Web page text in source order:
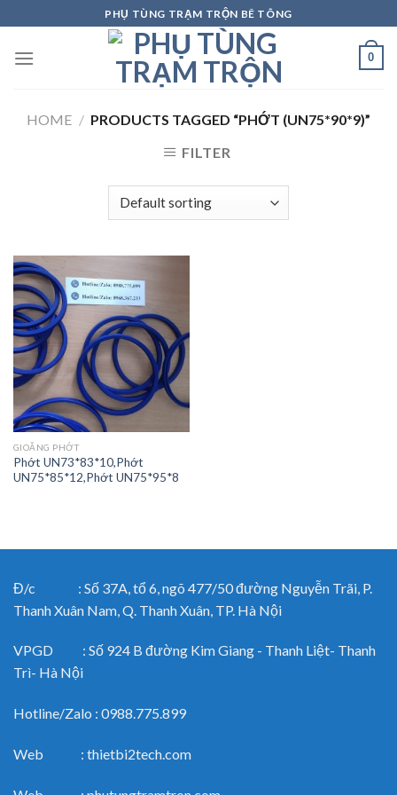
to
content
PHỤ TÙNG TRẠM TRỘN BÊ TÔNG
0
HOME / PRODUCTS TAGGED “PHỚT (UN75*90*9)”
FILTER
GIOĂNG PHỚT
Phớt UN73*83*10,Phớt
UN75*85*12,Phớt UN75*95*8
Đ/c : Số 37A, tổ 6, ngõ 477/50 đường Nguyễn Trãi, P.
Thanh Xuân Nam, Q. Thanh Xuân, TP. Hà Nội
VPGD : Số 924 B đường Kim Giang - Thanh Liệt- Thanh
Trì- Hà Nội
Hotline/Zalo : 0988.775.899
Web : thietbi2tech.com